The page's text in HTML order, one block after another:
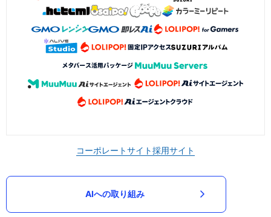
コーポレートサイト採用サイト
AIへの取り組み